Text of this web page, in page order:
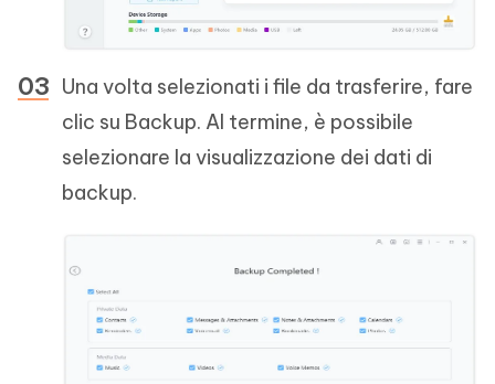
Una volta selezionati i file da trasferire, fare
clic su Backup. Al termine, è possibile
selezionare la visualizzazione dei dati di
backup.